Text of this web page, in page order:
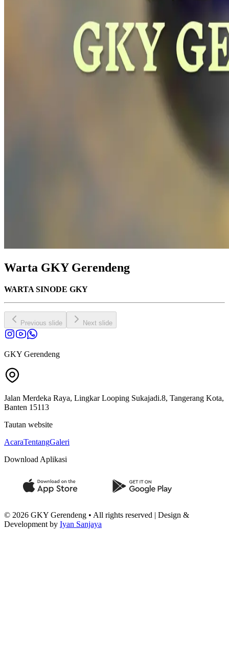
Warta GKY Gerendeng
WARTA SINODE GKY
Previous slide Next slide
GKY Gerendeng
Jalan Merdeka Raya, Lingkar Looping Sukajadi.8, Tangerang Kota,
Banten 15113
Tautan website
AcaraTentangGaleri
Download Aplikasi
© 2026 GKY Gerendeng • All rights reserved | Design &
Development by Iyan Sanjaya